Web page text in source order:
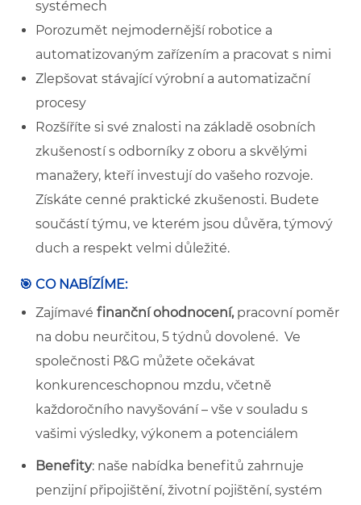
systémech
Porozumět nejmodernější robotice a
automatizovaným zařízením a pracovat s nimi
Zlepšovat stávající výrobní a automatizační
procesy
Rozšíříte si své znalosti na základě osobních
zkušeností s odborníky z oboru a skvělými
manažery, kteří investují do vašeho rozvoje.
Získáte cenné praktické zkušenosti. Budete
součástí týmu, ve kterém jsou důvěra, týmový
duch a respekt velmi důležité.
🎯 CO NABÍZÍME:
Zajímavé finanční ohodnocení, pracovní poměr
na dobu neurčitou, 5 týdnů dovolené. Ve
společnosti P&G můžete očekávat
konkurenceschopnou mzdu, včetně
každoročního navyšování – vše v souladu s
vašimi výsledky, výkonem a potenciálem
Benefity: naše nabídka benefitů zahrnuje
penzijní připojištění, životní pojištění, systém